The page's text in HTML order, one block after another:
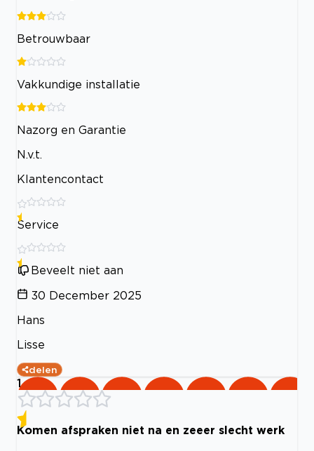
Betrouwbaar
Vakkundige installatie
Nazorg en Garantie
N.v.t.
Klantencontact
Service
Beveelt niet aan
30 December 2025
Hans
Lisse
delen
1
Komen afspraken niet na en zeeer slecht werk